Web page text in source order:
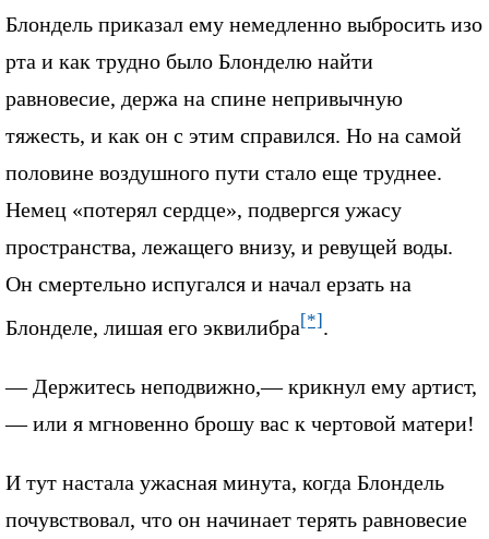
Блондель приказал ему немедленно выбросить изо
рта и как трудно было Блонделю найти
равновесие, держа на спине непривычную
тяжесть, и как он с этим справился. Но на самой
половине воздушного пути стало еще труднее.
Немец «потерял сердце», подвергся ужасу
пространства, лежащего внизу, и ревущей воды.
Он смертельно испугался и начал ерзать на
Блонделе, лишая его эквилибра[*].
— Держитесь неподвижно,— крикнул ему артист,
— или я мгновенно брошу вас к чертовой матери!
И тут настала ужасная минута, когда Блондель
почувствовал, что он начинает терять равновесие